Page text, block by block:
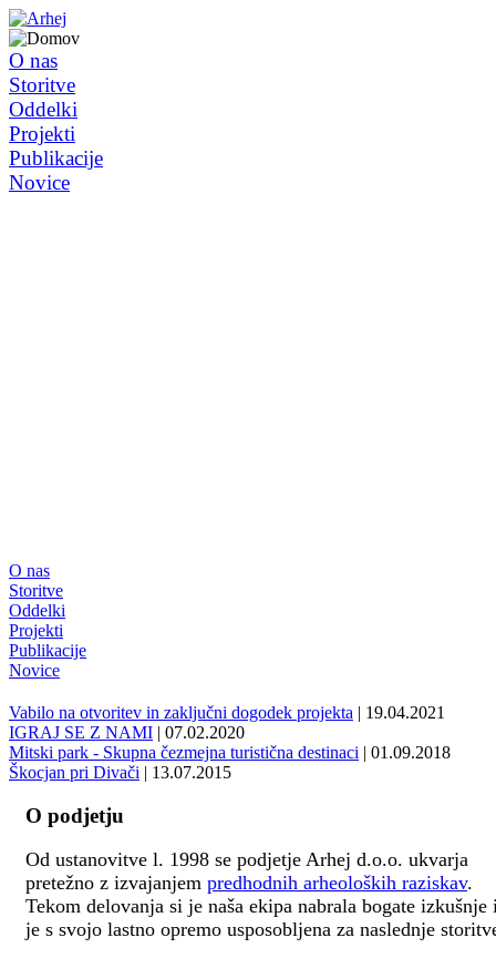
O nas
Storitve
Oddelki
Projekti
Publikacije
Novice
O nas
Storitve
Oddelki
Projekti
Publikacije
Novice
Vabilo na otvoritev in zaključni dogodek projekta | 19.04.2021
IGRAJ SE Z NAMI | 07.02.2020
Mitski park - Skupna čezmejna turistična destinaci | 01.09.2018
Škocjan pri Divači | 13.07.2015
O podjetju
Od ustanovitve l. 1998 se podjetje Arhej d.o.o. ukvarja
pretežno z izvajanjem predhodnih arheoloških raziskav.
Tekom delovanja si je naša ekipa nabrala bogate izkušnje
je s svojo lastno opremo usposobljena za naslednje